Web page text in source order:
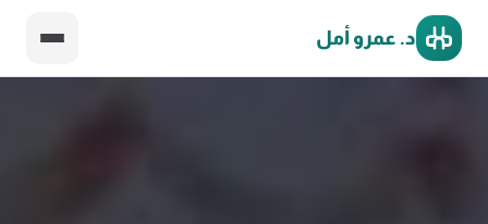
د. عمرو أمل